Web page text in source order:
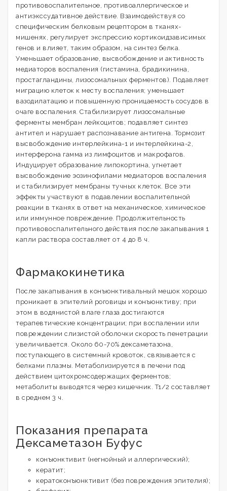
противовоспалительное, противоаллергическое и
антиэкссудативное действие. Взаимодействуя со
специфическим белковым рецептором в тканях-
мишенях, регулирует экспрессию кортикоидзависимых
генов и влияет, таким образом, на синтез белка.
Уменьшает образование, высвобождение и активность
медиаторов воспаления (гистамина, брадикинина,
простагландины, лизосомальных ферментов). Подавляет
миграцию клеток к месту воспаления; уменьшает
вазодилатацию и повышенную проницаемость сосудов в
очаге воспаления. Стабилизирует лизосомальные
ферменты мембран лейкоцитов; подавляет синтез
антител и нарушает распознавание антигена. Тормозит
высвобождение интерлейкина-1 и интерлейкина-2,
интерферона гамма из лимфоцитов и макрофагов.
Индуцирует образование липокортина, угнетает
высвобождение эозинофилами медиаторов воспаления
и стабилизирует мембраны тучных клеток. Все эти
эффекты участвуют в подавлении воспалительной
реакции в тканях в ответ на механическое, химическое
или иммунное повреждение. Продолжительность
противовоспалительного действия после закапывания 1
капли раствора составляет от 4 до 8 ч.
Фармакокинетика
После закапывания в конъюнктивальный мешок хорошо
проникает в эпителий роговицы и конъюнктиву; при
этом в водянистой влаге глаза достигаются
терапевтические концентрации; при воспалении или
повреждении слизистой оболочки скорость пенетрации
увеличивается. Около 60-70% дексаметазона,
поступающего в системный кровоток, связывается с
белками плазмы. Метаболизируется в печени под
действием цитохромсодержащих ферментов;
метаболиты выводятся через кишечник. T1/2 составляет
в среднем 3 ч.
Показания препарата
Дексаметазон Буфус
конъюнктивит (негнойный и аллергический);
кератит;
кератоконъюнктивит (без повреждения эпителия);